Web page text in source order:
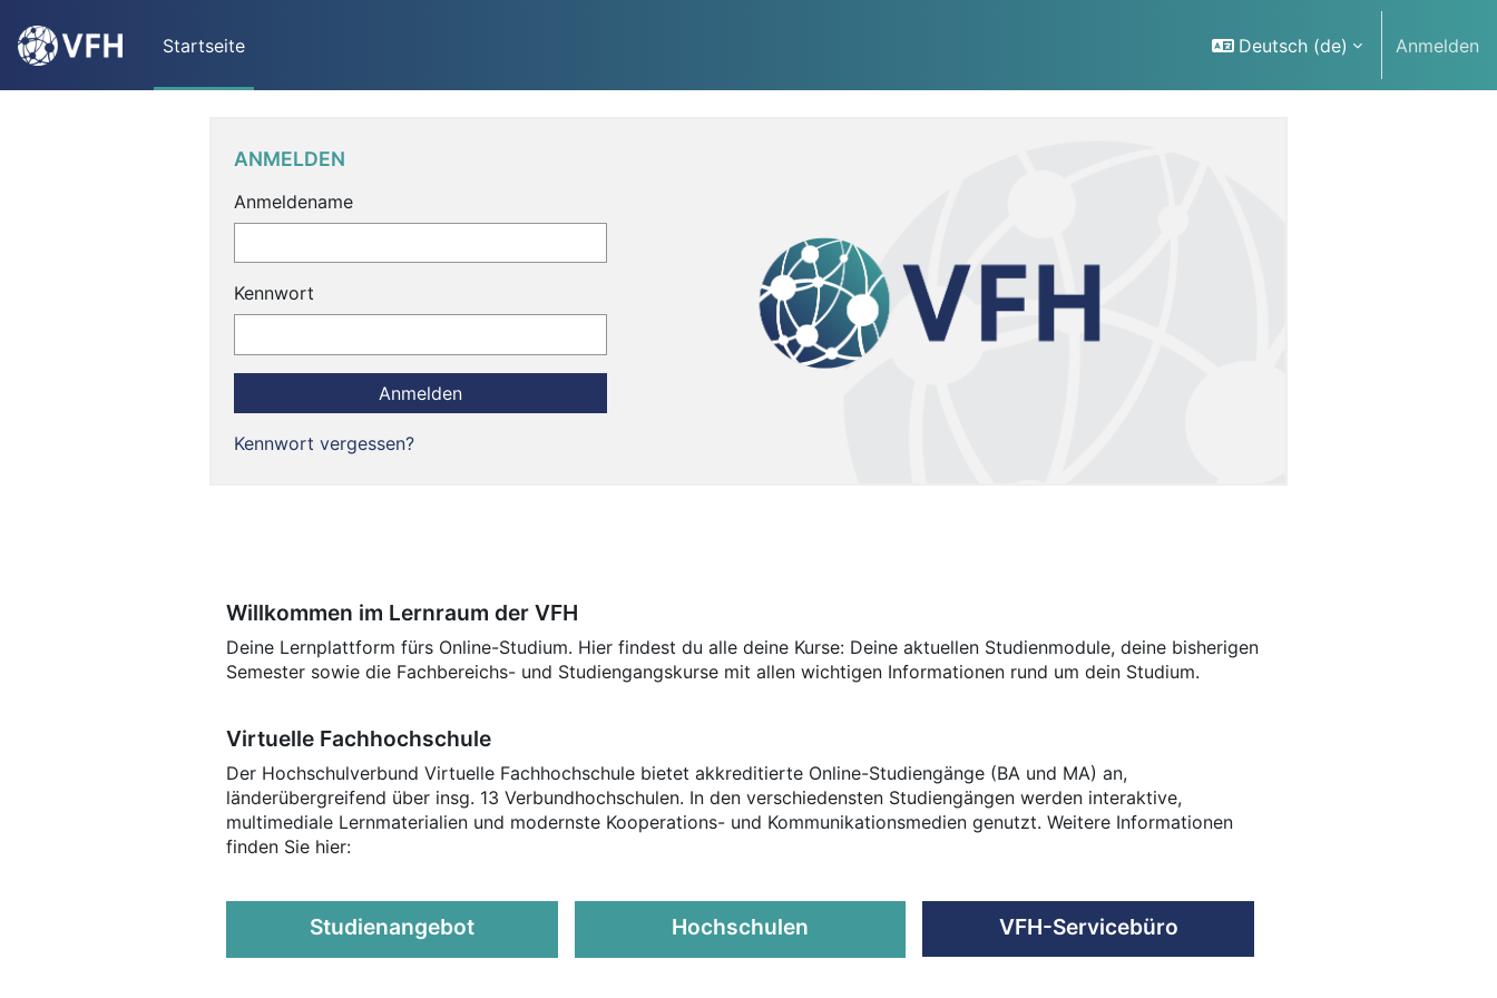
Startseite
Deutsch ‎(de)‎ Anmelden
ANMELDEN
Anmeldename
Kennwort
Kennwort vergessen?
Willkommen im Lernraum der VFH
Deine Lernplattform fürs Online-Studium. Hier findest du alle deine Kurse: Deine aktuellen Studienmodule, deine bisherigen
Semester sowie die Fachbereichs- und Studiengangskurse mit allen wichtigen Informationen rund um dein Studium.
Virtuelle Fachhochschule
Der Hochschulverbund Virtuelle Fachhochschule bietet akkreditierte Online-Studiengänge (BA und MA) an,
länderübergreifend über insg. 13 Verbundhochschulen. In den verschiedensten Studiengängen werden interaktive,
multimediale Lernmaterialien und modernste Kooperations- und Kommunikationsmedien genutzt. Weitere Informationen
finden Sie hier:
Studienangebot Hochschulen VFH-Servicebüro